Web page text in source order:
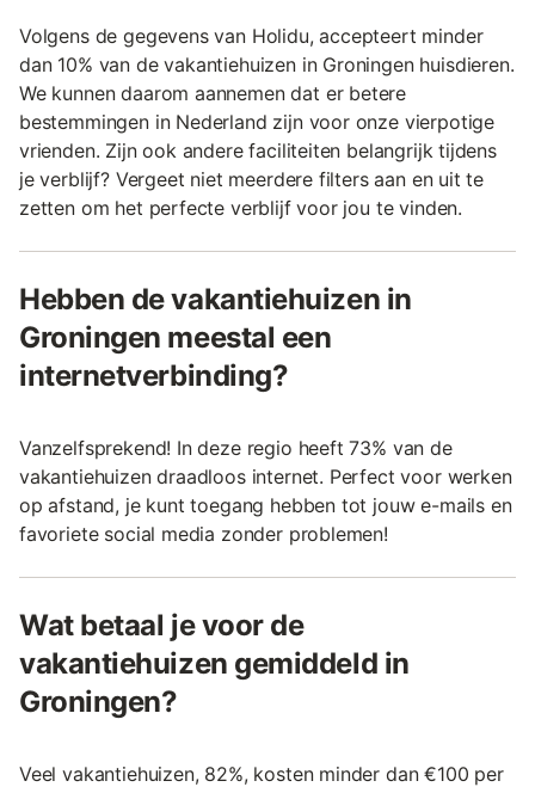
Volgens de gegevens van Holidu, accepteert minder
dan 10% van de vakantiehuizen in Groningen huisdieren.
We kunnen daarom aannemen dat er betere
bestemmingen in Nederland zijn voor onze vierpotige
vrienden. Zijn ook andere faciliteiten belangrijk tijdens
je verblijf? Vergeet niet meerdere filters aan en uit te
zetten om het perfecte verblijf voor jou te vinden.
Hebben de vakantiehuizen in
Groningen meestal een
internetverbinding?
Vanzelfsprekend! In deze regio heeft 73% van de
vakantiehuizen draadloos internet. Perfect voor werken
op afstand, je kunt toegang hebben tot jouw e-mails en
favoriete social media zonder problemen!
Wat betaal je voor de
vakantiehuizen gemiddeld in
Groningen?
Veel vakantiehuizen, 82%, kosten minder dan €100 per